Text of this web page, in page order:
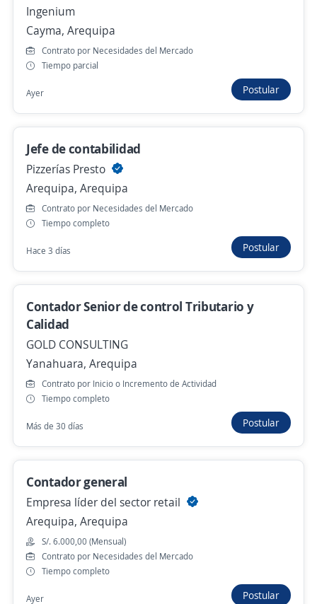
Se precisa Urgente Empleo destacado
auxiliar
EPICA CONCESIONARIA DE ALIMENTOS Y
SERVICIOS E.I.R.L.
Hace 3 días
Asistente de Logistica Exp. en Transporte
4,2
Transportes Iberoamericano SRL.
Hace 3 días
Se precisa Urgente Empleo destacado
Facturador Volante (Arequipa)
4,3
Rico Pollo S.A.C.
Arequipa, Arequipa
Hace 4 días
Anterior Siguiente
Nuevas ofertas de empleo
Empleos similares
Gerente administrativo
Ingenium
Cayma, Arequipa
Contrato por Necesidades del Mercado
Tiempo parcial
Ayer Postular
Jefe de contabilidad
Pizzerías Presto
Arequipa, Arequipa
Contrato por Necesidades del Mercado
Tiempo completo
Hace 3 días Postular
Contador Senior de control Tributario y
Calidad
GOLD CONSULTING
Yanahuara, Arequipa
Contrato por Inicio o Incremento de Actividad
Tiempo completo
Más de 30 días Postular
Contador general
Empresa líder del sector retail
Arequipa, Arequipa
S/. 6.000,00 (Mensual)
Contrato por Necesidades del Mercado
Tiempo completo
Ayer Postular